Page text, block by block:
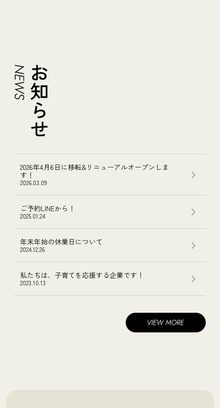
2026年4月6日に移転&リニューアルオープンしま
す！
2026.03.09
ご予約LINEから！
2025.01.24
年末年始の休業日について
2024.12.26
私たちは、子育てを応援する企業です！
2023.10.13